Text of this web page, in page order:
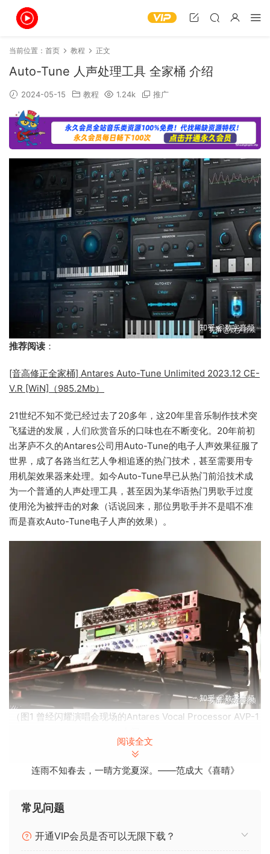
当前位置： 首页 教程 正文
Auto-Tune 人声处理工具 全家桶 介绍
2024-05-15 教程 1.24k 推广
推荐阅读 ：
[音高修正全家桶] Antares Auto-Tune Unlimited 2023.12 CE-
V.R [WiN]（985.2Mb）
21世纪不知不觉已经过去了20多年，这20年里音乐制作技术突
飞猛进的发展，人们欣赏音乐的口味也在不断变化。20年前初
出茅庐不久的Antares公司用Auto-Tune的电子人声效果征服了
世界，成了各路当红艺人争相追逐的热门技术，甚至需要用专
用机架效果器来处理。如今Auto-Tune早已从热门前沿技术成
为一个普通的人声处理工具，甚至因为某华语热门男歌手过度
使用沦为被抨击的对象（话说回来，那位男歌手并不是唱不准
而是喜欢Auto-Tune电子人声的效果）。
（图1 曾经闪耀演唱会现场的Antares Vocal Processor AVP-1
但作为一款人声处理工具，Auto-Tune全家桶还是非常值得拥
有的。然而问题来了。打开Antares官方你会发现Auto-Tune家
Auto-Tune Access, Auto-Tune Hybrid一堆，到底哪一款适合
阅读全文
连雨不知春去，一晴方觉夏深。——范成大《喜晴》
常见问题
开通VIP会员是否可以无限下载？